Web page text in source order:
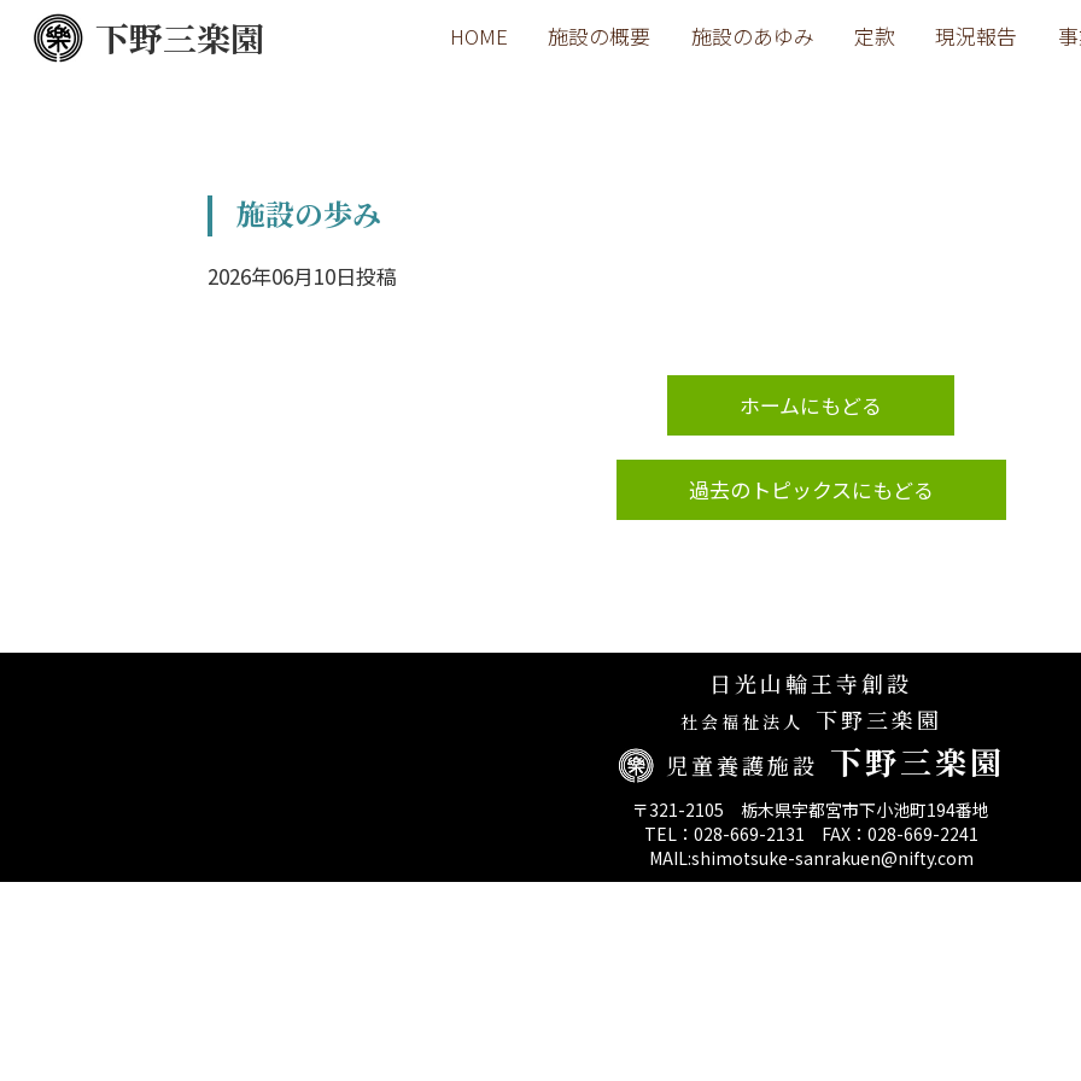
下野三楽園 HOME 施設の概要 施設のあゆみ 定款 現況報告
施設の歩み
2026年06月10日投稿
ホームにもどる
過去のトピックスにもどる
日光山輪王寺創設
社会福祉法人
下野三楽園
児童養護施設 下野三楽園
〒321-2105 栃木県宇都宮市下小池町194番地
TEL：028-669-2131 FAX：028-669-2241
MAIL:shimotsuke-sanrakuen@nifty.com